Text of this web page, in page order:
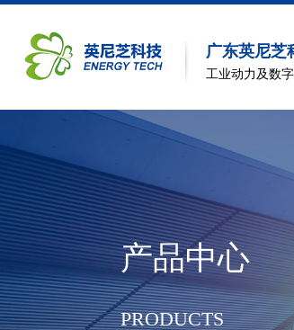
广东英尼芝
工业动力及数
产品中心
PRODUCTS